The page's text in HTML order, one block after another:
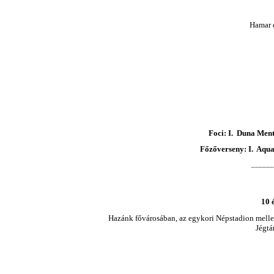
Foci: I. Duna
Főzőverseny: I.
10
Hazánk fővárosában, az egykori Népstadion